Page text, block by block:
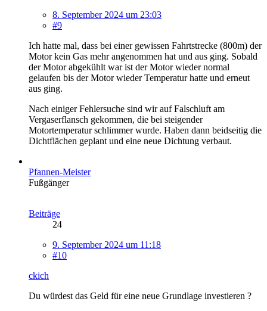
8. September 2024 um 23:03
#9
Ich hatte mal, dass bei einer gewissen Fahrtstrecke (800m) der
Motor kein Gas mehr angenommen hat und aus ging. Sobald
der Motor abgekühlt war ist der Motor wieder normal
gelaufen bis der Motor wieder Temperatur hatte und erneut
aus ging.
Nach einiger Fehlersuche sind wir auf Falschluft am
Vergaserflansch gekommen, die bei steigender
Motortemperatur schlimmer wurde. Haben dann beidseitig die
Dichtflächen geplant und eine neue Dichtung verbaut.
Pfannen-Meister
Fußgänger
Beiträge
24
9. September 2024 um 11:18
#10
ckich
Du würdest das Geld für eine neue Grundlage investieren ?